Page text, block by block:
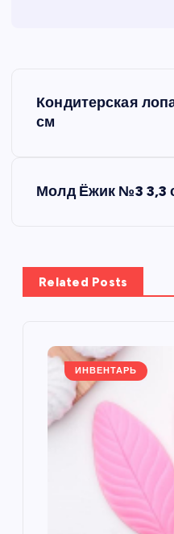
Кондитерская
см
Молд Ёжик №3 3,3
Related Posts
ИНВЕНТАРЬ